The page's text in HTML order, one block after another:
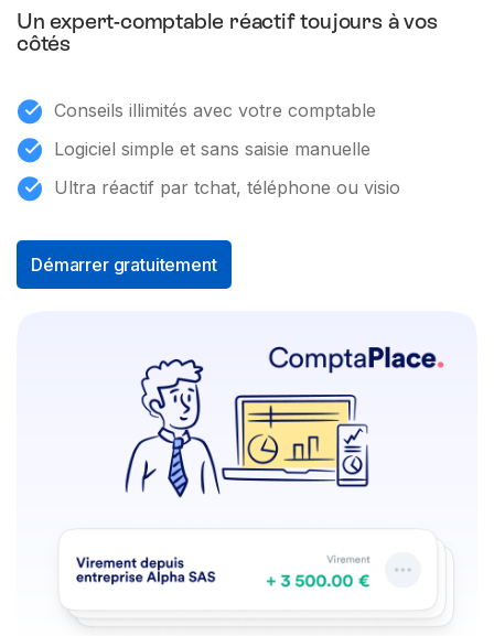
Un expert-comptable réactif toujours à vos
côtés
Conseils illimités avec votre comptable
Logiciel simple et sans saisie manuelle
Ultra réactif par tchat, téléphone ou visio
Démarrer gratuitement